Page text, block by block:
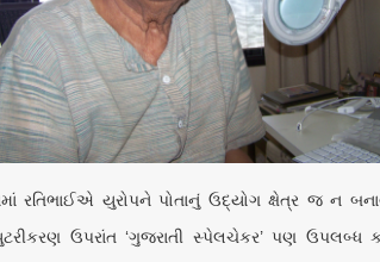
રતિભાઈએ યુરોપને પોતાનું ઉદ્યોગ ક્ષેત્ર જ ન
ઉપરાંત ‘ગુજરાતી સ્પેલચેકર’ પણ